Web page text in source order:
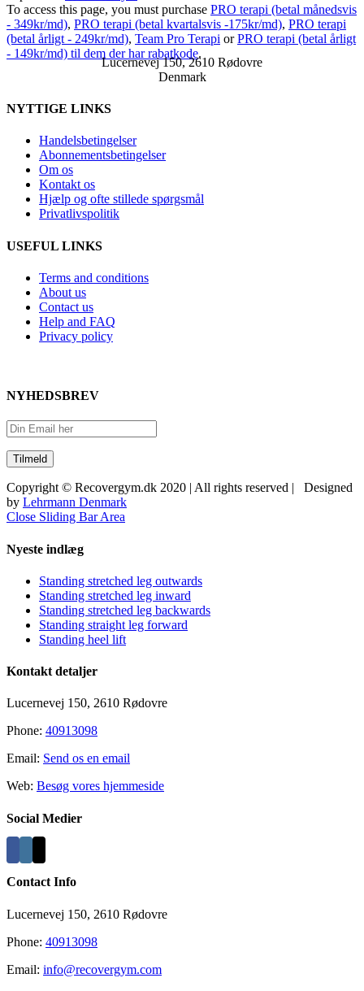
To access this page, you must purchase PRO terapi (betal månedsvis
- 349kr/md), PRO terapi (betal kvartalsvis -175kr/md), PRO terapi
(betal årligt - 249kr/md), Team Pro Terapi orPRO terapi (betal årligt
- 149kr/md) til dem der har rabatkode.
Lucernevej 150, 2610 Rødovre
Denmark
NYTTIGE LINKS
Handelsbetingelser
Abonnementsbetingelser
Om os
Kontakt os
Hjælp og ofte stillede spørgsmål
Privatlivspolitik
USEFUL LINKS
Terms and conditions
About us
Contact us
Help and FAQ
Privacy policy
NYHEDSBREV
Copyright © Recovergym.dk 2020 | All rights reserved | Designed
by Lehrmann Denmark
Close Sliding Bar Area
Nyeste indlæg
Standing stretched leg outwards
Standing stretched leg inward
Standing stretched leg backwards
Standing straight leg forward
Standing heel lift
Kontakt detaljer
Lucernevej 150, 2610 Rødovre
Phone: 40913098
Email: Send os en email
Web: Besøg vores hjemmeside
Social Medier
Contact Info
Lucernevej 150, 2610 Rødovre
Phone: 40913098
Email: info@recovergym.com